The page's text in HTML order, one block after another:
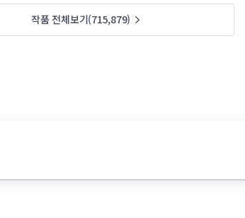
작품 전체보기(715,879)